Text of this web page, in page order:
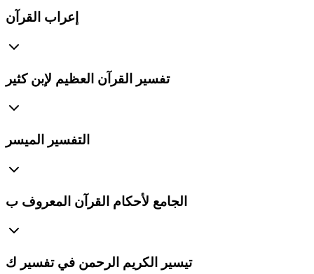
إعراب القرآن
تفسير القرآن العظيم لإبن كثير
التفسير الميسر
الجامع لأحكام القرآن المعروف ب
تيسير الكريم الرحمن في تفسير ك